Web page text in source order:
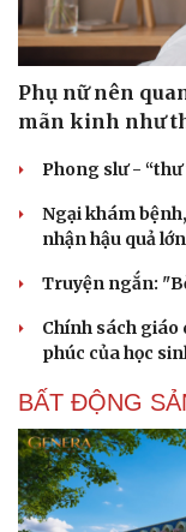
Phụ nữ nên
mãn kinh như
Phong slư -
Ngại khám
nhận hậu quả lớn
Truyện ngắn:
Chính sách giáo
phúc của học
BẤT ĐỘNG